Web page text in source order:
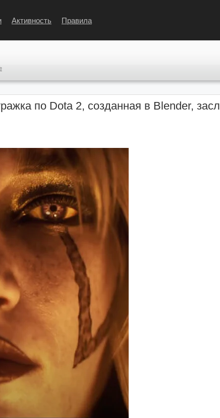
Активность Правила
по Dota 2, созданная в Blender, засл